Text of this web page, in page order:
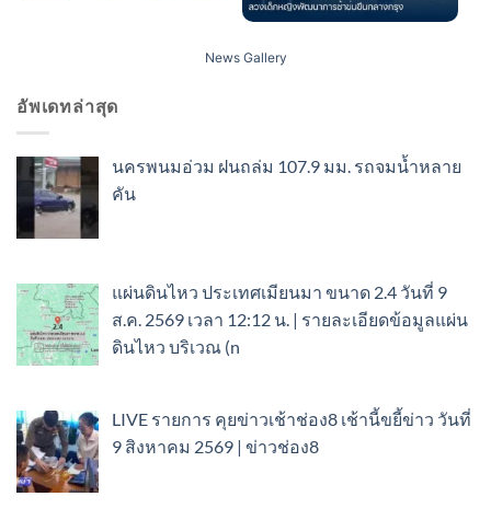
News Gallery
อัพเดทล่าสุด
นครพนมอ่วม ฝนถล่ม 107.9 มม. รถจมน้ำหลาย
คัน
แผ่นดินไหว ประเทศเมียนมา ขนาด 2.4 วันที่ 9
ส.ค. 2569 เวลา 12:12 น. | รายละเอียดข้อมูลแผ่น
ดินไหว บริเวณ (n
LIVE รายการ คุยข่าวเช้าช่อง8 เช้านี้ขยี้ข่าว วันที่
9 สิงหาคม 2569 | ข่าวช่อง8